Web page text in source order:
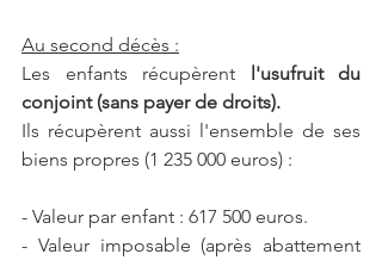
Au second décès :
Les enfants récupèrent l'usufruit du
conjoint (sans payer de droits).
Ils récupèrent aussi l'ensemble de ses
biens propres (1 235 000 euros) :
- Valeur par enfant : 617 500 euros.
- Valeur imposable (après abattement